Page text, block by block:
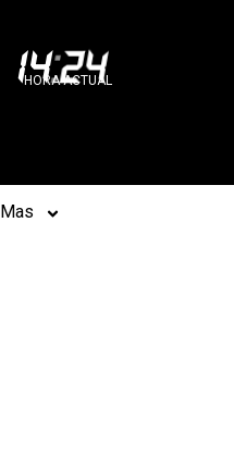
14:24
HORA ACTUAL
Mas